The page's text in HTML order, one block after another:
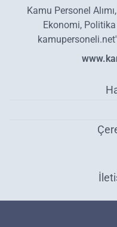
Kamu Personel
Ekonomi,